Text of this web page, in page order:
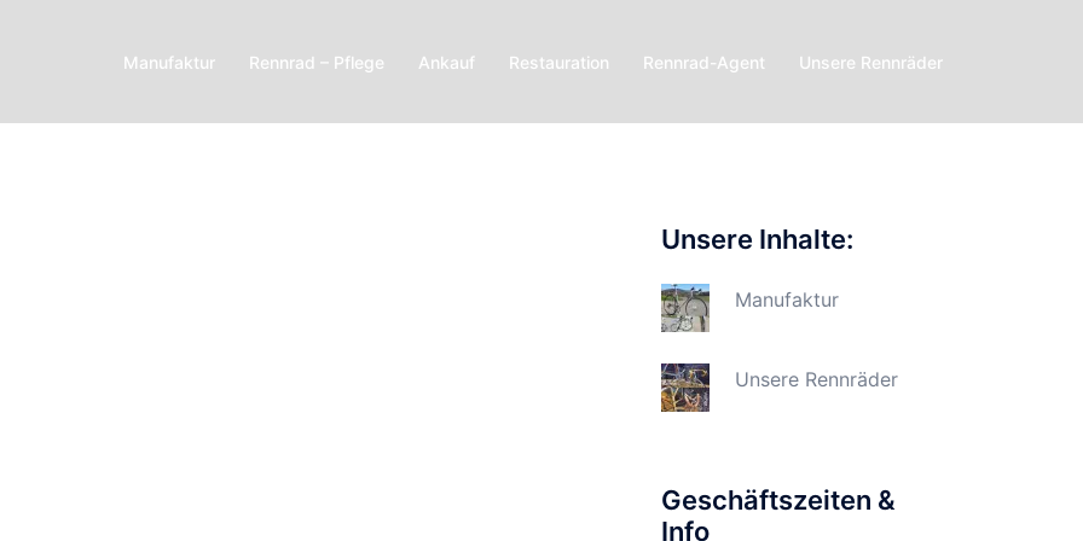
Manufaktur Rennrad – Pflege Ankauf Restauration Rennrad-Agent Unsere Rennräder
Unsere Inhalte:
Manufaktur
Unsere Rennräder
Geschäftszeiten &
Info